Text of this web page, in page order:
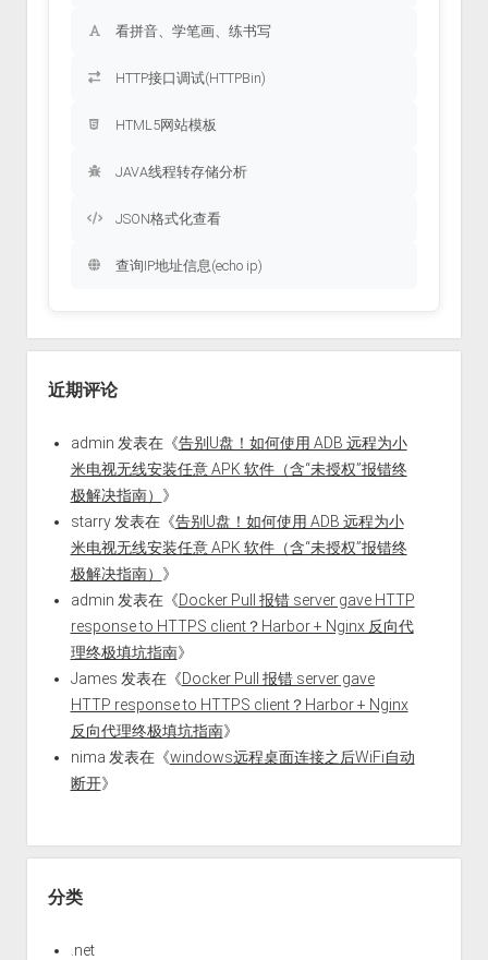
看拼音、学笔画、练书写
HTTP接口调试(HTTPBin)
HTML5网站模板
JAVA线程转存储分析
JSON格式化查看
查询IP地址信息(echo ip)
近期评论
admin 发表在《告别U盘！如何使用 ADB 远程为小
米电视无线安装任意 APK 软件（含“未授权”报错终
极解决指南） 》
starry发表在《告别U盘！如何使用 ADB 远程为小
米电视无线安装任意 APK 软件（含“未授权”报错终
极解决指南） 》
admin 发表在《Docker Pull 报错 server gave HTTP
response to HTTPS client？Harbor + Nginx 反向代
理终极填坑指南》
James 发表在《Docker Pull 报错 server gave
HTTP response to HTTPS client？Harbor + Nginx
反向代理终极填坑指南》
nima 发表在《windows远程桌面连接之后WiFi自动
断开》
分类
.net